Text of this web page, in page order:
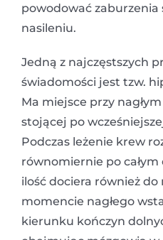
powodować
nasileniu.
Jedną z najczęstszych
świadomości jest tzw.
Ma miejsce przy
stojącej po
Podczas leżenie krew
równomiernie po
ilość dociera również do
momencie nagłego
kierunku kończyn